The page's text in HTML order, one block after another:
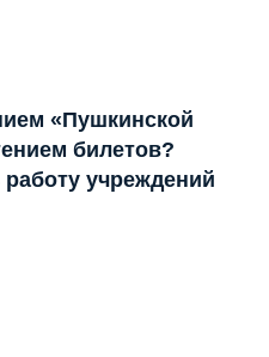
«Пушкинской
билетов?
учреждений